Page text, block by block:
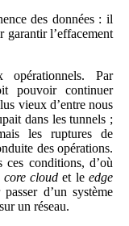
des données : il
garantir l’effacement
opérationnels. Par
pouvoir continuer
vieux d’entre nous
dans les tunnels ;
les ruptures de
des opérations.
conditions, d’où
core cloud et leedge
d’un système
un réseau.